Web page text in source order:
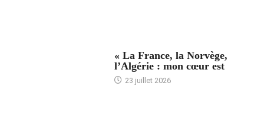
« La France, la Norvège,
l’Algérie : mon cœur est
23 juillet 2026